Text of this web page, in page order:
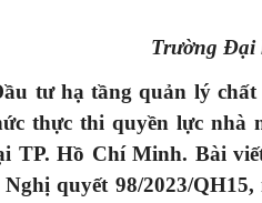
Trường Đại
tư hạ tầng quản lý
thực thi quyền lực nhà
TP. Hồ Chí Minh. Bài
quyết 98/2023/